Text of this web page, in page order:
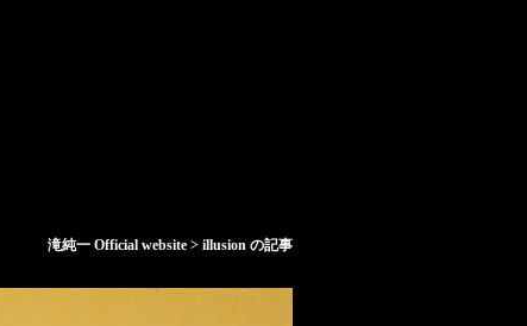
滝純一 Official website > illusion の記事